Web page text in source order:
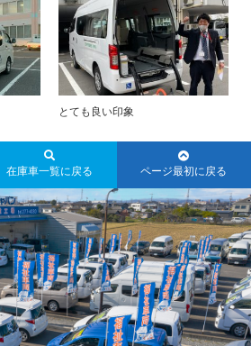
とても良い印象
在庫車一覧に戻る ページ最初に戻る